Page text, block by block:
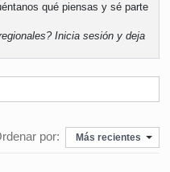
qué piensas y sé parte
Inicia sesión y deja
por: Más recientes